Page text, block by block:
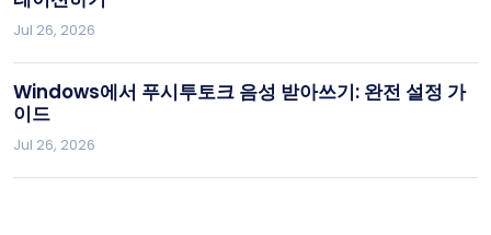
Jul 26, 2026
Windows에서 푸시투토크 음성 받아쓰기: 완전 설정 가
이드
Jul 26, 2026